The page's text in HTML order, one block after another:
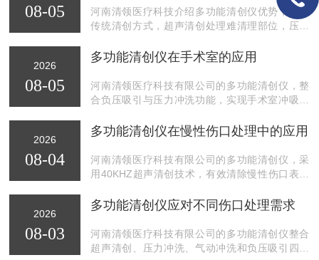
08-05
河南清领医疗科技介绍多功能清创仪优势，对比
传统清创方式，超声清创处理难清理部位，压力
率。
2026
08-05
多功能清创仪在手术室的应用
河南清领医疗科技有限公司的多功能清创仪，整
合负压吸引与压力冲洗功能，实现手术室冲吸同
人力，优化手术室排班。
2026
08-04
多功能清创仪在慢性伤口处理中的应用
河南清领医疗科技有限公司的多功能清创仪，采
用40KHZ超声清创技术，有效清除慢性伤口表面
口处理提供*到位解决方案。
2026
08-03
多功能清创仪应对不同伤口处理需求
河南清领医疗科技有限公司的多功能清创仪整合
超声清创、压力冲洗、气动冲洗和负压吸引四项